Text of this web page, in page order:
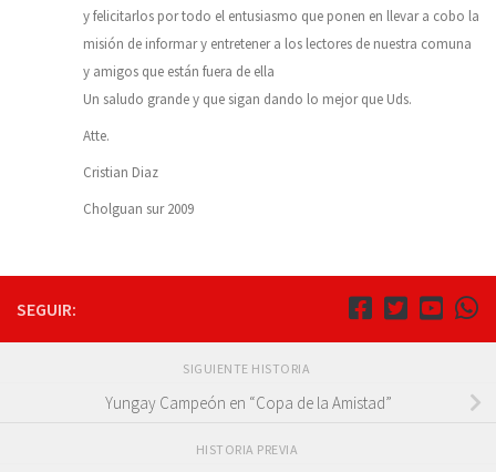
y felicitarlos por todo el entusiasmo que ponen en llevar a cobo la
misión de informar y entretener a los lectores de nuestra comuna
y amigos que están fuera de ella
Un saludo grande y que sigan dando lo mejor que Uds.
Atte.
Cristian Diaz
Cholguan sur 2009
SEGUIR:
SIGUIENTE HISTORIA
Yungay Campeón en “Copa de la Amistad”
HISTORIA PREVIA